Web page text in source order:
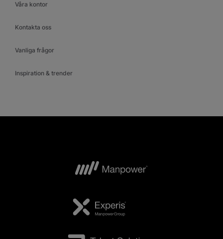
Våra kontor
Kontakta oss
Vanliga frågor
Inspiration & trender